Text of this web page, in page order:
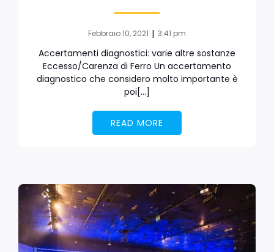
Febbraio 10, 2021 | 3:41 pm
Accertamenti diagnostici: varie altre sostanze
Eccesso/Carenza di Ferro Un accertamento
diagnostico che considero molto importante è
poi[…]
READ MORE